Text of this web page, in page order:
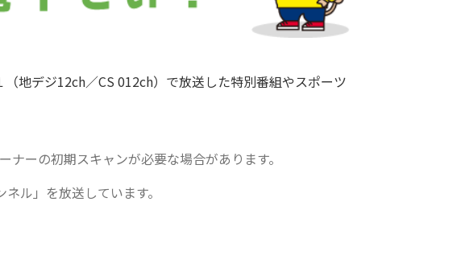
地デジ12ch／CS 012ch）で放送した特別番組やスポーツ
ーの初期スキャンが必要な場合があります。
ル」を放送しています。